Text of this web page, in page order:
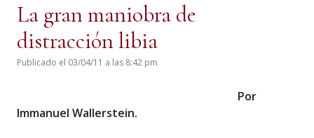
La gran maniobra de
distracción libia
Publicado el 03/04/11 a las 8:42 pm
Por
Immanuel Wallerstein.